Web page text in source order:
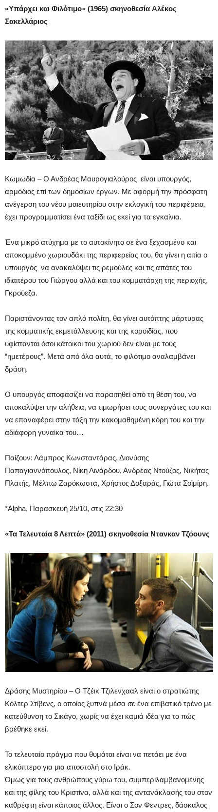
«Υπάρχει και Φιλότιμο» (1965) σκηνοθεσία Αλέκος
Σακελλάριος
Κωμωδία – Ο Ανδρέας Μαυρογιαλούρος είναι υπουργός,
αρμόδιος επί των δημοσίων έργων. Με αφορμή την πρόσφατη
ανέγερση του νέου μαιευτηρίου στην εκλογική του περιφέρεια,
έχει προγραμματίσει ένα ταξίδι ως εκεί για τα εγκαίνια.
Ένα μικρό ατύχημα με το αυτοκίνητο σε ένα ξεχασμένο και
αποκομμένο χωριουδάκι της περιφερείας του, θα γίνει η αιτία ο
υπουργός να ανακαλύψει τις ρεμούλες και τις απάτες του
ιδιαιτέρου του Γιώργου αλλά και του κομματάρχη της περιοχής,
Γκρούεζα.
Παριστάνοντας τον απλό πολίτη, θα γίνει αυτόπτης μάρτυρας
της κομματικής εκμετάλλευσης και της κοροϊδίας, που
υφίστανται όσοι κάτοικοι του χωριού δεν είναι με τους
“ημετέρους”. Μετά από όλα αυτά, το φιλότιμο αναλαμβάνει
δράση.
Ο υπουργός αποφασίζει να παραιτηθεί από τη θέση του, να
αποκαλύψει την αλήθεια, να τιμωρήσει τους συνεργάτες του και
να επαναφέρει στην τάξη την κακομαθημένη κόρη του και την
αδιάφορη γυναίκα του…
Παίζουν: Λάμπρος Κωνσταντάρας, Διονύσης
Παπαγιαννόπουλος, Νίκη Λινάρδου, Ανδρέας Ντούζος, Νικήτας
Πλατής, Μέλπω Ζαρόκωστα, Χρήστος Δοξαράς, Γιώτα Σοϊμίρη.
*Alpha, Παρασκευή 25/10, στις 22:30
«Τα Τελευταία 8 Λεπτά» (2011) σκηνοθεσία Ντανκαν Τζόουνς
Δράσης Μυστηρίου – Ο Τζέικ Τζιλενχααλ είναι ο στρατιώτης
Κόλτερ Στίβενς, ο οποίος ξυπνά μέσα σε ένα επιβατικό τρένο με
κατεύθυνση το Σικάγο, χωρίς να έχει καμιά ιδέα για το πώς
βρέθηκε εκεί.
Το τελευταίο πράγμα που θυμάται είναι να πετάει με ένα
ελικόπτερο για μια αποστολή στο Ιράκ.
Όμως για τους ανθρώπους γύρω του, συμπεριλαμβανομένης
και της φίλης του Κριστίνα, αλλά και της αντανάκλασής του στον
καθρέφτη είναι κάποιος άλλος. Είναι ο Σον Φεντρες, δάσκαλος